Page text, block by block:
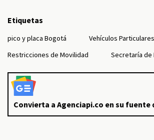
Etiquetas
pico y placa Bogotá Vehículos Particulares
Restricciones de Movilidad
Secretaría de
Convierta a Agenciapi.co en su fuente